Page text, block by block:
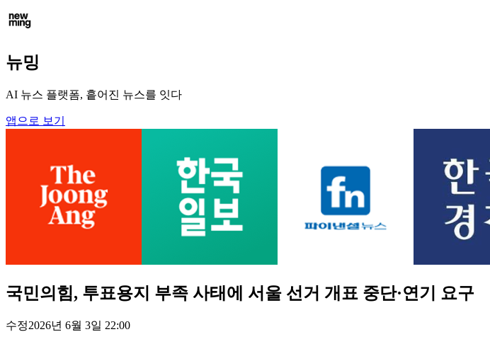
뉴밍
AI 뉴스 플랫폼, 흩어진 뉴스를 잇다
앱으로 보기
국민의힘, 투표용지 부족 사태에 서울 선거 개표 중단·연기 요구
수정2026년 6월 3일 22:00